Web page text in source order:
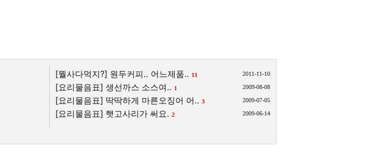
[뭘사다먹지?] 원두커피.. 어느제품.. 11 2011-11-10
[요리물음표] 생선까스 소스여.. 1 2009-08-08
[요리물음표] 딱딱하게 마른오징어 어.. 3 2009-07-05
[요리물음표] 햇고사리가 써요. 2 2009-06-14